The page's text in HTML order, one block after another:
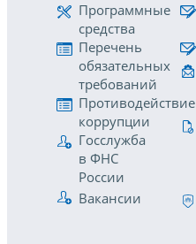
Программные
средства
Перечень
обязательных
требований
Противодействие
коррупции
Госслужба
в ФНС
России
Вакансии